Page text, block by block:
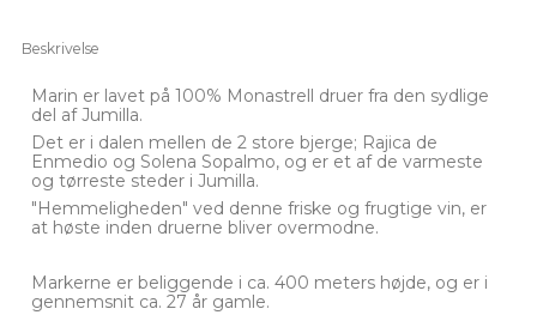
Beskrivelse
Marin er lavet på 100% Monastrell druer fra den sydlige
del af Jumilla.
Det er i dalen mellen de 2 store bjerge; Rajica de
Enmedio og Solena Sopalmo, og er et af de varmeste
og tørreste steder i Jumilla.
"Hemmeligheden" ved denne friske og frugtige vin, er
at høste inden druerne bliver overmodne.
Markerne er beliggende i ca. 400 meters højde, og er i
gennemsnit ca. 27 år gamle.